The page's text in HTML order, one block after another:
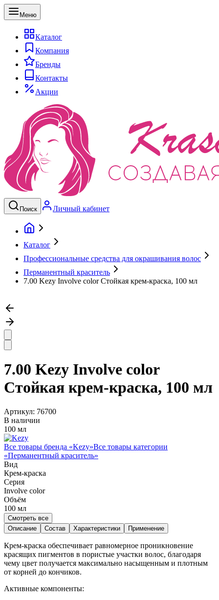
Меню
Каталог
Компания
Бренды
Контакты
Акции
Поиск Личный кабинет
Каталог
Профессиональные средства для окрашивания волос
Перманентный краситель
7.00 Kezy Involve color Стойкая крем-краска, 100 мл
7.00 Kezy Involve color
Стойкая крем-краска, 100 мл
Артикул: 76700
В наличии
100 мл
Все товары бренда «Kezy»Все товары категории
«Перманентный краситель»
Вид
Крем-краска
Серия
Involve color
Объём
100 мл
Смотреть все
Описание
Состав Характеристики Применение
Крем-краска обеспечивает равномерное проникновение
красящих пигментов в пористые участки волос, благодаря
чему цвет получается максимально насыщенным и плотным
от корней до кончиков.
Активные компоненты: